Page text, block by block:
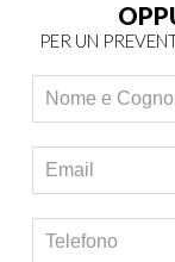
PER UN